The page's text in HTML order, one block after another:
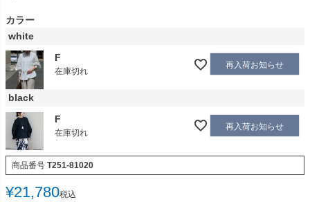
カラー
white
F
在庫切れ
再入荷お知らせ
black
F
在庫切れ
再入荷お知らせ
商品番号 T251-81020
¥21,780税込